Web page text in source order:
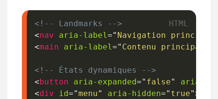
<!-- Landmarks -->
<nav aria-label=" Navigation
<main aria-label=" Contenu principal
<!-- États dynamiques -->
<button aria-expanded=" false"
aria-
<div id="menu" aria-hidden=" true">